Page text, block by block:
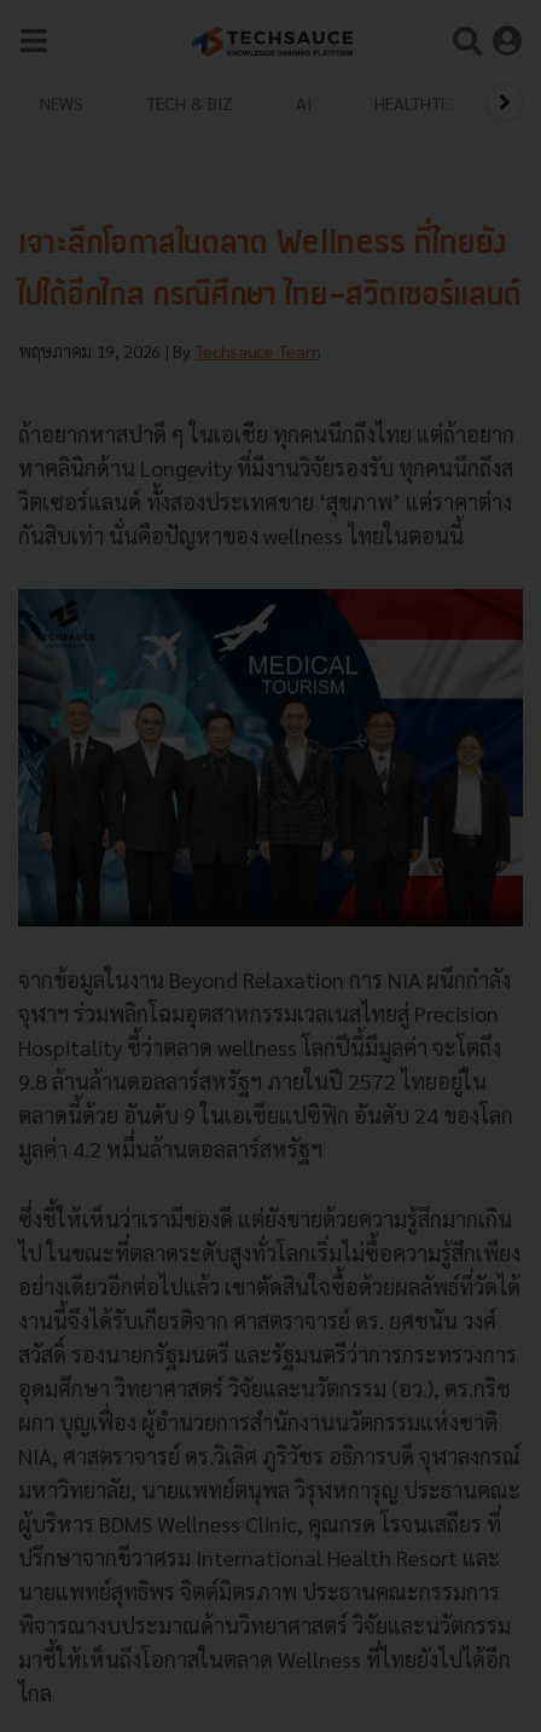
NEWS TECH & BIZ AI HEALTHTECH
เจาะลึกโอกาสในตลาด Wellness ที่ไทยยัง
ไปได้อีกไกล กรณีศึกษา ไทย-สวิตเซอร์แลนด์
พฤษภาคม 19, 2026 | By Techsauce Team
ถ้าอยากหาสปาดี ๆ ในเอเชีย ทุกคนนึกถึงไทย แต่ถ้าอยาก
หาคลินิกด้าน Longevity ที่มีงานวิจัยรองรับ ทุกคนนึกถึงส
วิตเซอร์แลนด์ ทั้งสองประเทศขาย ‘สุขภาพ’ แต่ราคาต่าง
กันสิบเท่า นั่นคือปัญหาของ wellness ไทยในตอนนี้
จากข้อมูลในงาน Beyond Relaxation การ NIA ผนึกกำลัง
จุฬาฯ ร่วมพลิกโฉมอุตสาหกรรมเวลเนสไทยสู่ Precision
Hospitality ชี้ว่าตลาด wellness โลกปีนี้มีมูลค่า จะโตถึง
9.8 ล้านล้านดอลลาร์สหรัฐฯ ภายในปี 2572 ไทยอยู่ใน
ตลาดนี้ด้วย อันดับ 9 ในเอเชียแปซิฟิก อันดับ 24 ของโลก
มูลค่า 4.2 หมื่นล้านดอลลาร์สหรัฐฯ
ซึ่งชี้ให้เห็นว่าเรามีของดี แต่ยังขายด้วยความรู้สึกมากเกิน
ไป ในขณะที่ตลาดระดับสูงทั่วโลกเริ่มไม่ซื้อความรู้สึกเพียง
อย่างเดียวอีกต่อไปแล้ว เขาตัดสินใจซื้อด้วยผลลัพธ์ที่วัดได้
งานนี้จึงได้รับเกียรติจาก ศาสตราจารย์ ดร. ยศชนัน วงศ์
สวัสดิ์ รองนายกรัฐมนตรี และรัฐมนตรีว่าการกระทรวงการ
อุดมศึกษา วิทยาศาสตร์ วิจัยและนวัตกรรม (อว.), ดร.กริช
ผกา บุญเฟื่อง ผู้อำนวยการสำนักงานนวัตกรรมแห่งชาติ
NIA, ศาสตราจารย์ ดร.วิเลิศ ภูริวัชร อธิการบดี จุฬาลงกรณ์
มหาวิทยาลัย, นายแพทย์ตนุพล วิรุฬหการุญ ประธานคณะ
ผู้บริหาร BDMS Wellness Clinic, คุณกรด โรจนเสถียร ที่
ปรึกษาจากชีวาศรม International Health Resort และ
นายแพทย์สุทธิพร จิตต์มิตรภาพ ประธานคณะกรรมการ
พิจารณางบประมาณด้านวิทยาศาสตร์ วิจัยและนวัตกรรม
มาชี้ให้เห็นถึงโอกาสในตลาด Wellness ที่ไทยยังไปได้อีก
ไกล